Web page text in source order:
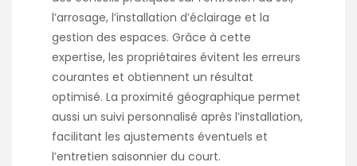
l’arrosage, l’installation d’éclairage et la
gestion des espaces. Grâce à cette
expertise, les propriétaires évitent les erreurs
courantes et obtiennent un résultat
optimisé. La proximité géographique permet
aussi un suivi personnalisé après l’installation,
facilitant les ajustements éventuels et
l’entretien saisonnier du court.